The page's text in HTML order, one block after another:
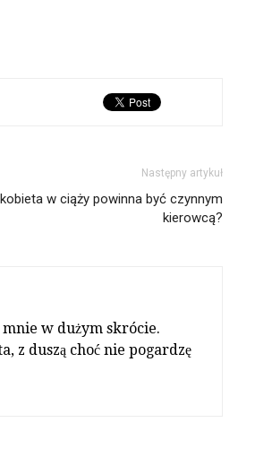
Następny artykuł
w ciąży powinna być czynnym
kierowcą?
w dużym skrócie.
z duszą choć nie pogardzę